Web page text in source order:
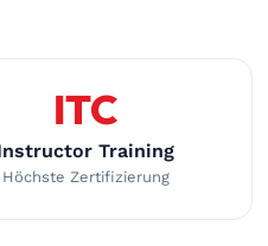
ITC
Training
Höchste Zertifizierung